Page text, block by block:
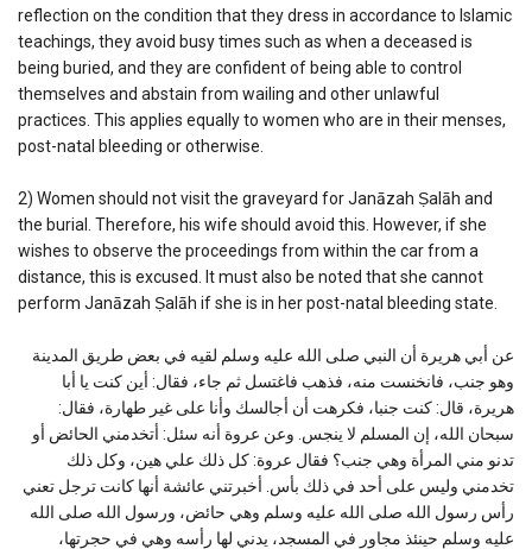
reflection on the condition that they dress in accordance to Islamic
teachings, they avoid busy times such as when a deceased is
being buried, and they are confident of being able to control
themselves and abstain from wailing and other unlawful
practices. This applies equally to women who are in their menses,
post-natal bleeding or otherwise.
2) Women should not visit the graveyard for Janāzah Ṣalāh and
the burial. Therefore, his wife should avoid this. However, if she
wishes to observe the proceedings from within the car from a
distance, this is excused. It must also be noted that she cannot
perform Janāzah Ṣalāh if she is in her post-natal bleeding state.
عن أبي هريرة أن النبي صلى الله عليه وسلم لقيه في بعض طريق المدينة
وهو جنب، فانخنست منه، فذهب فاغتسل ثم جاء، فقال: أين كنت يا أبا
هريرة، قال: كنت جنبا، فكرهت أن أجالسك وأنا على غير طهارة، فقال:
سبحان الله، إن المسلم لا ينجس. وعن عروة أنه سئل: أتخدمني الحائض أو
تدنو مني المرأة وهي جنب؟ فقال عروة: كل ذلك علي هين، وكل ذلك
تخدمني وليس على أحد في ذلك بأس. أخبرتني عائشة أنها كانت ترجل تعني
رأس رسول الله صلى الله عليه وسلم وهي حائض، ورسول الله صلى الله
عليه وسلم حينئذ مجاور في المسجد، يدني لها رأسه وهي في حجرتها،